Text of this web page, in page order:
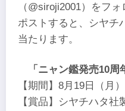
（@siroji2001）をフォ
ポストすると、シヤチ
当たります。
「ニャン鑑発売10周
【期間】8月19日（月
【賞品】シヤチハタ